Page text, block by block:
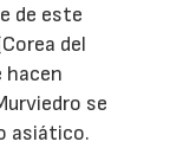
de este
del
hacen
se
asiático.